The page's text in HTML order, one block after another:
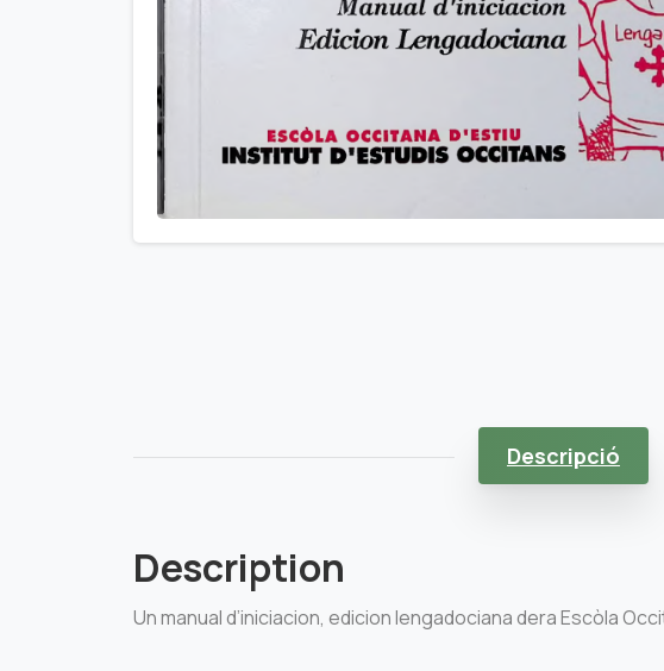
Descripció
Description
Un manual d’iniciacion, edicion lengadociana dera Escòla